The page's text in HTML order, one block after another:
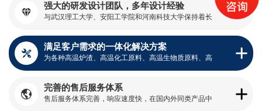

强大的研发设计团队，多年设计经验
与武汉理工大学、安阳工学院和河南科技大学保持着长
研发

满足客户需求的一体化解决方案
为各种高温炉渣、高温化工原料、高温生物质原料、高
温高岭土原料、高温复合材料等物料的冷却及输送提供
一体化解决方案

完善的售后服务体系
售后服务体系完善，响应速度快，在国内外同类产品中